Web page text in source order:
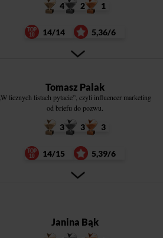
4 2 1
14/14 5,36/6
Tomasz Palak
„W licznych listach pytacie”, czyli influencer marketing
od briefu do pozwu.
3 3 3
14/15 5,39/6
Janina Bąk